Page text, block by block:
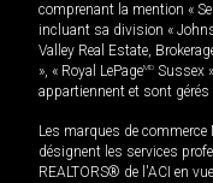
comprenant la mention «
incluant sa division «
Valley Real Estate,
», « Royal LePageMD Sussex
appartiennent et sont
Les marques de
désignent les services
REALTORS® de l'ACI en